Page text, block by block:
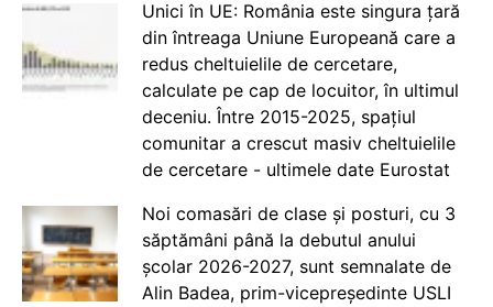
Unici în UE: România este singura țară
din întreaga Uniune Europeană care a
redus cheltuielile de cercetare,
calculate pe cap de locuitor, în ultimul
deceniu. Între 2015-2025, spațiul
comunitar a crescut masiv cheltuielile
de cercetare - ultimele date Eurostat
Noi comasări de clase și posturi, cu 3
săptămâni până la debutul anului
școlar 2026-2027, sunt semnalate de
Alin Badea, prim-vicepreședinte USLI